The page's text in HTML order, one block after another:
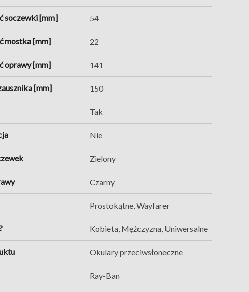
soczewki [mm] 54
mostka [mm] 22
oprawy [mm] 141
[mm] 150
Tak
Nie
Zielony
Czarny
Prostokątne, Wayfarer
Kobieta, Mężczyzna, Uniwersalne
Okulary przeciwsłoneczne
Ray-Ban